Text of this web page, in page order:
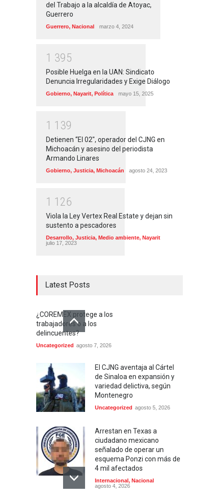
del Trabajo a la alcaldía de Atoyac,
Guerrero
Guerrero, Nacional marzo 4, 2024
1 395
Posible Huelga en la UAN: Sindicato
Denuncia Irregularidades y Exige Diálogo
Gobierno, Nayarit, Política mayo 15, 2025
1 1 39
Detienen “El 02″, operador del CJNG en
Michoacán y asesino del periodista
Armando Linares
Gobierno, Justicia, Michoacán agosto 24, 2023
1 1 26
Viola la Ley Vertex Real Estate y dejan sin
sustento a pescadores
Desarrollo, Justicia, Medio ambiente, Nayarit
julio 17, 2023
Latest Posts
¿COREMEX protege a los
trabajadores o a los
delincuentes?
Uncategorized agosto 7, 2026
El CJNG aventaja al Cártel
de Sinaloa en expansión y
variedad delictiva, según
Montenegro
Uncategorized agosto 5, 2026
Arrestan en Texas a
ciudadano mexicano
señalado de operar un
esquema Ponzi con más de
4 mil afectados
Internacional, Nacional
agosto 4, 2026